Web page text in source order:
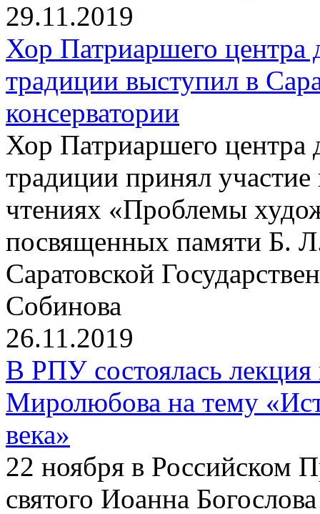
29.11.2019
Хор Патриаршего центра
традиции выступил в
консерватории
Хор Патриаршего центра
традиции принял
чтениях «Проблемы
посвященных памяти Б.
Саратовской
Собинова
26.11.2019
В РПУ состоялась
Миролюбова на тему
века»
22 ноября в Российском
святого Иоанна